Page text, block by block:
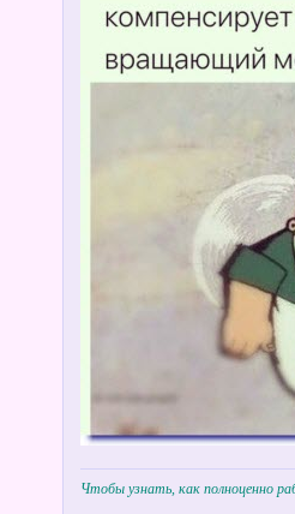
Чтобы узнать, как полноценно